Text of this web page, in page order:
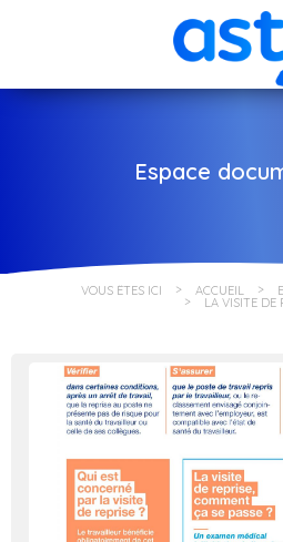
Espace
VOUS ÊTES ICI ACCUEIL
LA VISITE DE